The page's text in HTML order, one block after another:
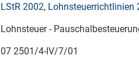
LStR 2002, Lohnsteuerrichtlinien
Lohnsteuer -
07 2501/4-IV/7/01